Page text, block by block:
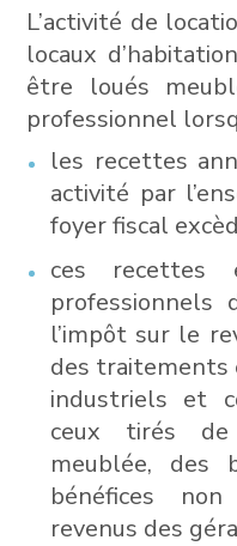
L’activité de
locaux
être loués
professionnel
les recettes
activité par
foyer fiscal
ces recettes
professionnels
l’impôt sur le
des traitements
industriels et
ceux tirés de
meublée, des
bénéfices
revenus des